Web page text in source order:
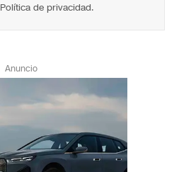
Política de privacidad.
Anuncio